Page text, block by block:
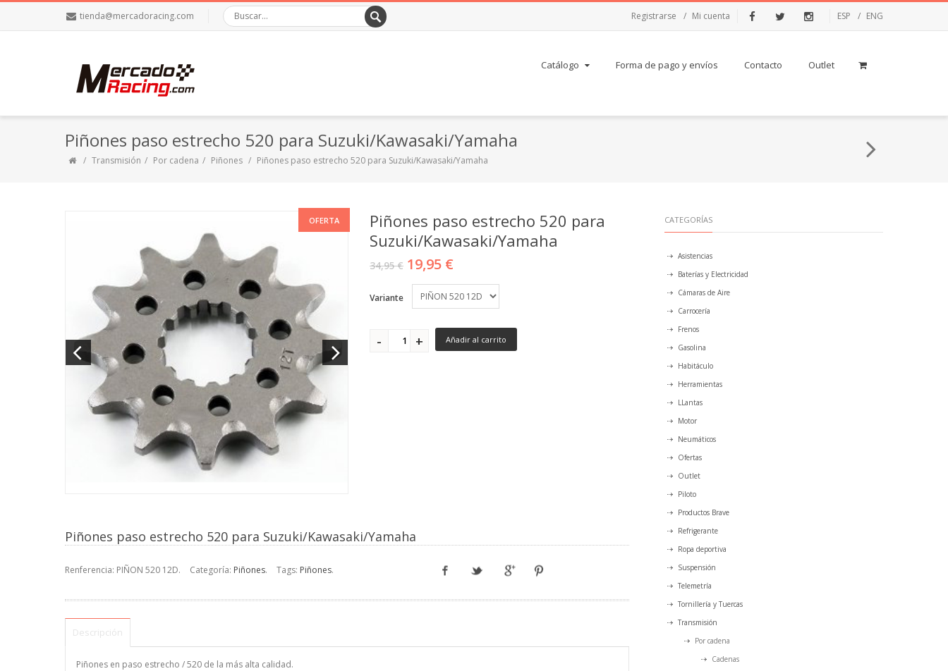
tienda@mercadoracing.com ESP ENG
Registrarse Mi cuenta
Catálogo Forma de pago y envíos Contacto Outlet
Piñones paso estrecho 520 para Suzuki/Kawasaki/Yamaha
Transmisión Por cadena Piñones Piñones paso estrecho 520 para Suzuki/Kawasaki/Yamaha
OFERTA
Piñones paso estrecho 520 para
Suzuki/Kawasaki/Yamaha
34,95 € 19,95 €
Variante
Añadir al carrito
Piñones paso estrecho 520 para Suzuki/Kawasaki/Yamaha
Renferencia: PIÑON 520 12D. Categoría: Piñones. Tags: Piñones.
Descripción
Piñones en paso estrecho / 520 de la más alta calidad.
CATEGORÍAS
Asistencias
Baterías y Electricidad
Cámaras de Aire
Carrocería
Frenos
Gasolina
Habitáculo
Herramientas
LLantas
Motor
Neumáticos
Ofertas
Outlet
Piloto
Productos Brave
Refrigerante
Ropa deportiva
Suspensión
Telemetría
Tornillería y Tuercas
Transmisión
Por cadena
Cadenas